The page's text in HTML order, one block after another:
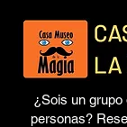
¿Sois un grupo
personas?